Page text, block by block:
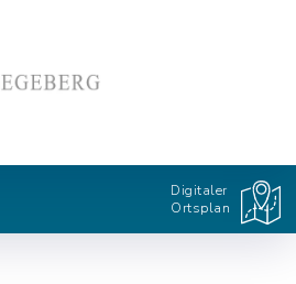
Digitaler
Ortsplan